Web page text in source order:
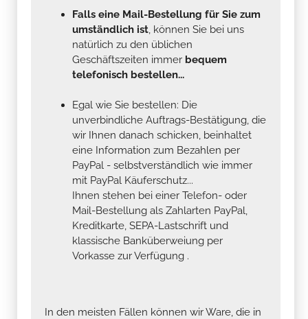
Falls eine Mail-Bestellung für Sie zum
umständlich ist, können Sie bei uns
natürlich zu den üblichen
Geschäftszeiten immer bequem
telefonisch bestellen...
Egal wie Sie bestellen: Die
unverbindliche Auftrags-Bestätigung, die
wir Ihnen danach schicken, beinhaltet
eine Information zum Bezahlen per
PayPal - selbstverständlich wie immer
mit PayPal Käuferschutz...
Ihnen stehen bei einer Telefon- oder
Mail-Bestellung als Zahlarten PayPal,
Kreditkarte, SEPA-Lastschrift und
klassische Banküberweiung per
Vorkasse zur Verfügung .
In den meisten Fällen können wir Ware, die in